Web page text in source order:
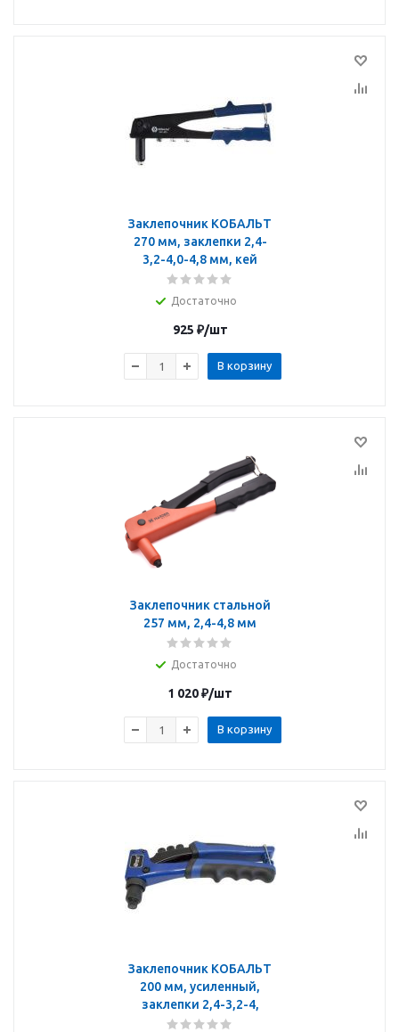
Заклепочник КОБАЛЬТ
270 мм, заклепки 2,4-
3,2-4,0-4,8 мм, кей
Достаточно
925 ₽/шт
В корзину
Заклепочник стальной
257 мм, 2,4-4,8 мм
Достаточно
1 020₽/шт
В корзину
Заклепочник КОБАЛЬТ
200 мм, усиленный,
заклепки 2,4-3,2-4,